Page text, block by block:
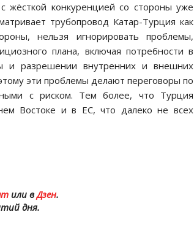
жёсткой конкуренцией со стороны уже
трубопровод Катар-Турция как
нельзя игнорировать проблемы,
плана, включая потребности в
и разрешении внутренних и внешних
эти проблемы делают переговоры по
с риском. Тем более, что Турция
Востоке и в ЕС, что далеко не всех
или вДзен.
дня.